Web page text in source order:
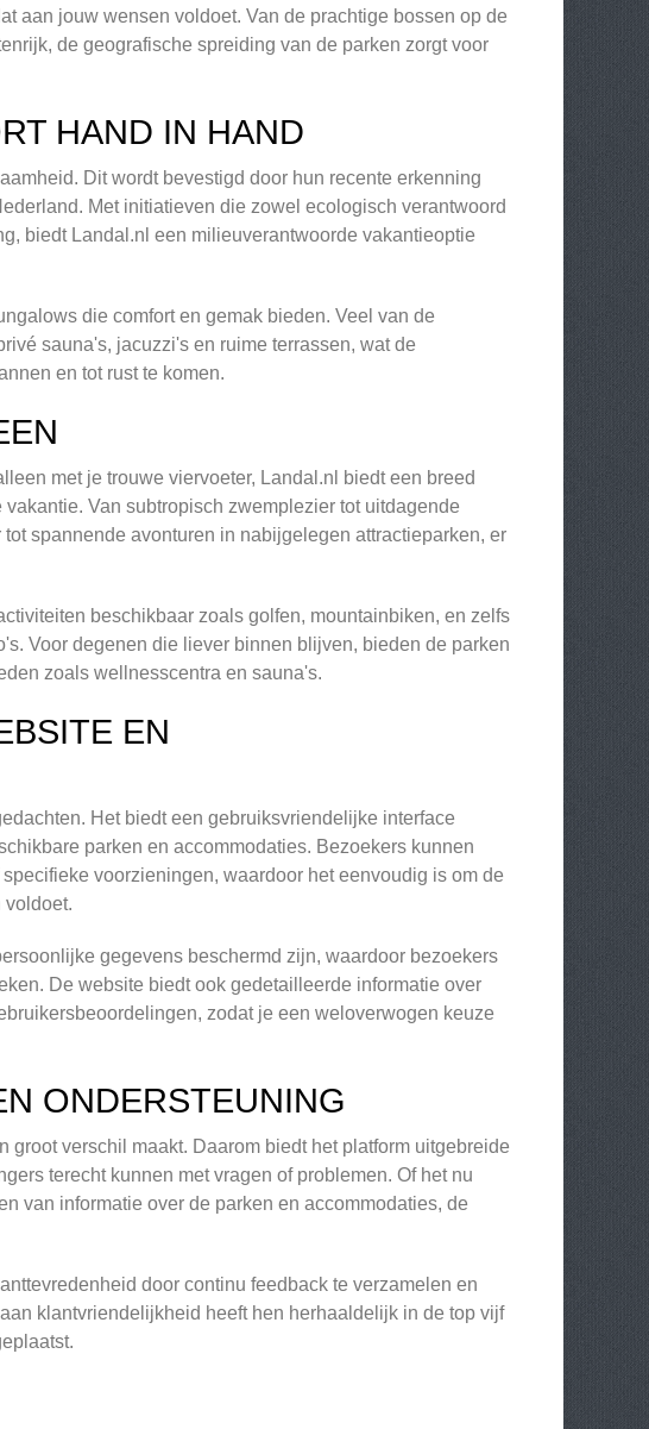
aan jouw wensen voldoet. Van de prachtige bossen op de
de geografische spreiding van de parken zorgt voor
HAND IN HAND
Dit wordt bevestigd door hun recente erkenning
Met initiatieven die zowel ecologisch verantwoord
biedt Landal.nl een milieuverantwoorde vakantieoptie
die comfort en gemak bieden. Veel van de
sauna's, jacuzzi's en ruime terrassen, wat de
en tot rust te komen.
met je trouwe viervoeter, Landal.nl biedt een breed
Van subtropisch zwemplezier tot uitdagende
spannende avonturen in nabijgelegen attractieparken, er
beschikbaar zoals golfen, mountainbiken, en zelfs
Voor degenen die liever binnen blijven, bieden de parken
zoals wellnesscentra en sauna's.
EN
Het biedt een gebruiksvriendelijke interface
parken en accommodaties. Bezoekers kunnen
voorzieningen, waardoor het eenvoudig is om de
voldoet.
gegevens beschermd zijn, waardoor bezoekers
De website biedt ook gedetailleerde informatie over
zodat je een weloverwogen keuze
ONDERSTEUNING
verschil maakt. Daarom biedt het platform uitgebreide
terecht kunnen met vragen of problemen. Of het nu
van informatie over de parken en accommodaties, de
door continu feedback te verzamelen en
klantvriendelijkheid heeft hen herhaaldelijk in de top vijf